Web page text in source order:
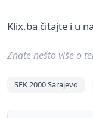
Klix.ba čitajte i u
Znate nešto više o
SFK 2000 Sarajevo